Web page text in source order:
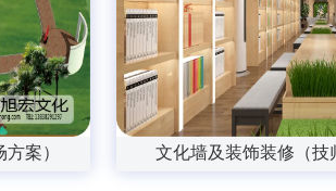
案） 文化墙及装饰装修（技